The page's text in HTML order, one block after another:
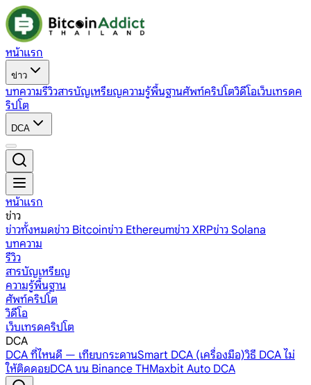
หน้าแรก
ข่าว
บทความรีวิวสารบัญเหรียญความรู้พื้นฐานศัพท์คริปโตวิดีโอเว็บเทรดค
ริปโต
DCA
หน้าแรก
ข่าว
ข่าวทั้งหมดข่าว Bitcoinข่าว Ethereumข่าว XRPข่าว Solana
บทความ
รีวิว
สารบัญเหรียญ
ความรู้พื้นฐาน
ศัพท์คริปโต
วิดีโอ
เว็บเทรดคริปโต
DCA
DCA ที่ไหนดี — เทียบกระดานSmart DCA (เครื่องมือ)วิธี DCA ไม่
ให้ติดดอยDCA บน Binance THMaxbit Auto DCA